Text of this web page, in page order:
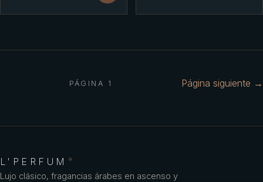
PÁGINA 1 Página siguiente →
L'PERFUM ®
Lujo clásico, fragancias árabes en ascenso y